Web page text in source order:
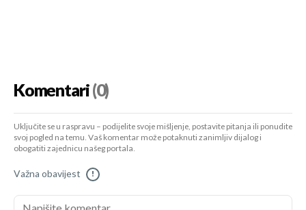
Komentari(0)
Uključite se u raspravu – podijelite svoje mišljenje, postavite pitanja ili ponudite
svoj pogled na temu. Vaš komentar može potaknuti zanimljiv dijalog i
obogatiti zajednicu našeg portala.
Važna obavijest !